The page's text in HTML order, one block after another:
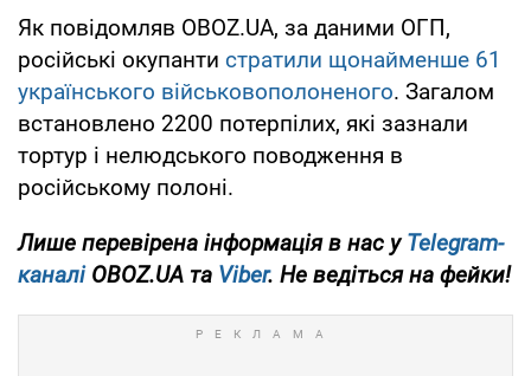
Як повідомляв OBOZ.UA, за даними ОГП,
російські окупанти стратили щонайменше 61
українського військовополоненого. Загалом
встановлено 2200 потерпілих, які зазнали
тортур і нелюдського поводження в
російському полоні.
Лише перевірена інформація в нас уTelegram-
каналіOBOZ.UA та Viber. Не ведіться на фейки!